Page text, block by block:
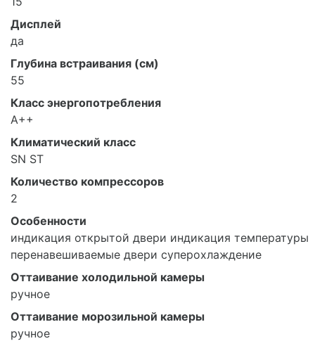
Дисплей
да
Глубина встраивания (см)
55
Класс энергопотребления
A++
Климатический класс
SN ST
Количество компрессоров
2
Особенности
индикация открытой двери индикация температуры
перенавешиваемые двери суперохлаждение
Оттаивание холодильной камеры
ручное
Оттаивание морозильной камеры
ручное